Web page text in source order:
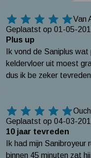
5 Sterren
Van
Geplaatst op 01-05-
Plus up
Ik vond de Saniplus
keldervloer uit moest
dus ik be zeker
5 Sterren
Geplaatst op 04-03-
10 jaar tevreden
Ik had mijn
binnen 45 minuten zat